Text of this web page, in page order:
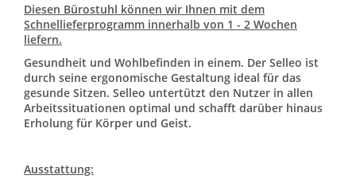
Diesen Bürostuhl können wir Ihnen mit dem
Schnellieferprogramm innerhalb von 1 - 2 Wochen
liefern.
Gesundheit und Wohlbefinden in einem. Der Selleo ist
durch seine ergonomische Gestaltung ideal für das
gesunde Sitzen. Selleo untertützt den Nutzer in allen
Arbeitssituationen optimal und schafft darüber hinaus
Erholung für Körper und Geist.
Ausstattung: